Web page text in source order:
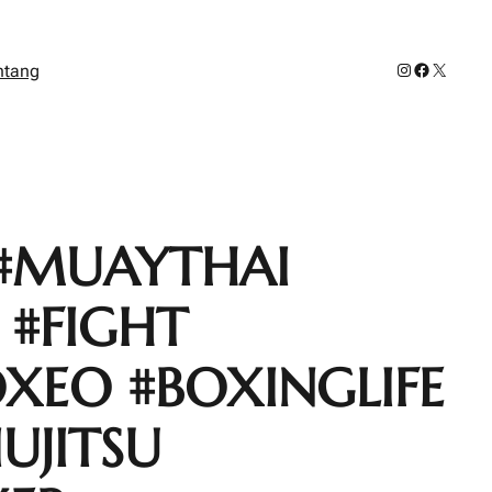
Instagram
Facebook
X
#FIGHT
#BOXINGLIFE